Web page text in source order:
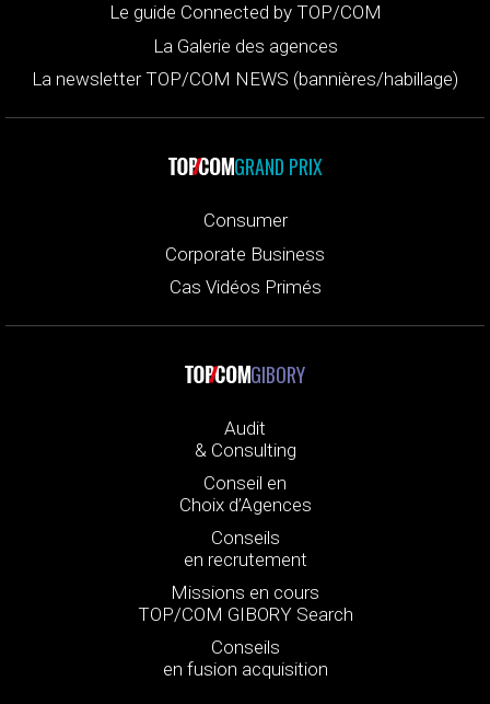
Le guide Connected by TOP/COM
La Galerie des agences
La newsletter TOP/COM NEWS (bannières/habillage)
GRAND PRIX
Consumer
Corporate Business
Cas Vidéos Primés
GIBORY
Audit
& Consulting
Conseil en
Choix d’Agences
Conseils
en recrutement
Missions en cours
TOP/COM GIBORY Search
Conseils
en fusion acquisition